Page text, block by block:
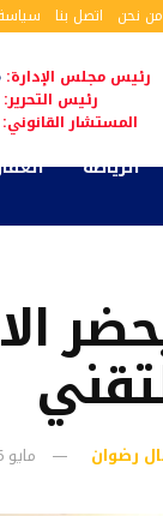
من نحن اتصل بنا
رئيس مجلس الإدارة:
رئيس
المستشار القانوني:
الرياضة
رضوان مايو 16, 2024